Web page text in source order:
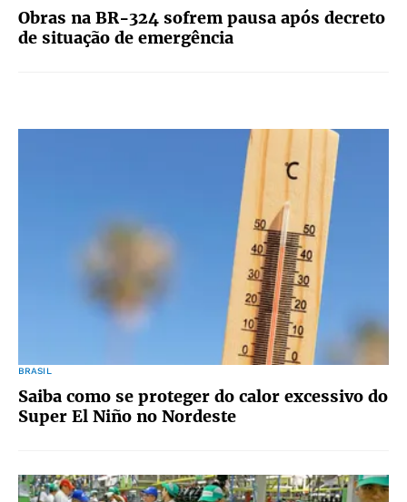
Obras na BR-324 sofrem pausa após decreto
de situação de emergência
BRASIL
Saiba como se proteger do calor excessivo do
Super El Niño no Nordeste